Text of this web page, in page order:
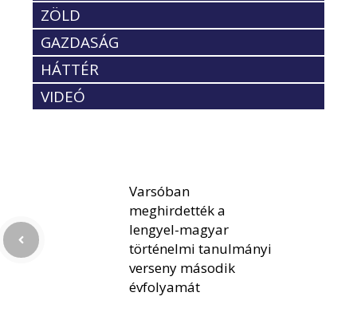
ZÖLD
GAZDASÁG
HÁTTÉR
VIDEÓ
Varsóban
meghirdették a
lengyel-magyar
történelmi tanulmányi
verseny második
évfolyamát